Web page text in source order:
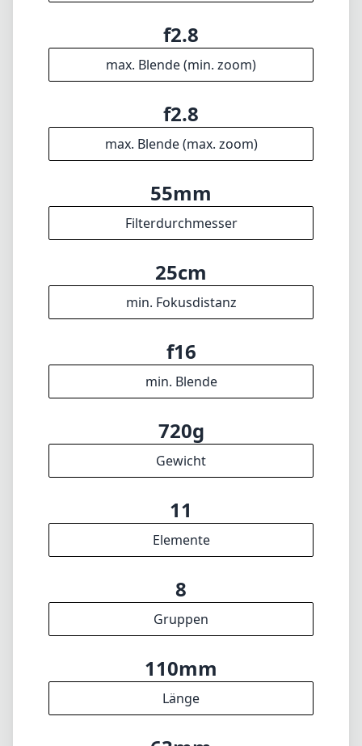
25cm
f16
720g
11
8
110mm
63mm